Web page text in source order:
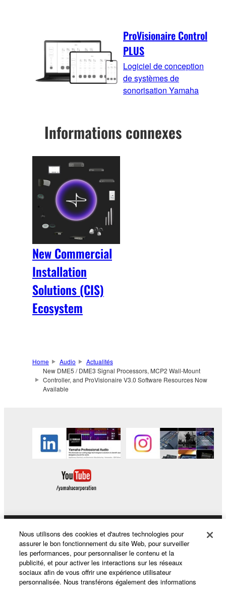
ProVisionaire Control
PLUS
Logiciel de conception
de systèmes de
sonorisation Yamaha
Informations connexes
New Commercial
Installation
Solutions (CIS)
Ecosystem
Home Audio
Actualités
New DME5 / DME3 Signal Processors, MCP2 Wall-Mount
Controller, and ProVisionaire V3.0 Software Resources Now
Available
Produits et solutions
Actualités
Nous utilisons des cookies et d'autres technologies pour
assurer le bon fonctionnement du site Web, pour surveiller
les performances, pour personnaliser le contenu et la
publicité, et pour activer les interactions sur les réseaux
sociaux afin de vous offrir une expérience utilisateur
personnalisée. Nous transférons également des informations